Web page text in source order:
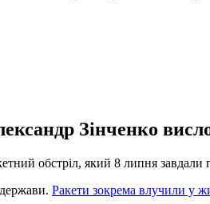
Зінченко
обстріл, який 8 липня завдали
Ракети зокрема влучили у